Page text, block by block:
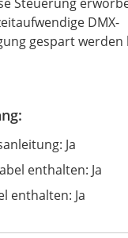
DMX-
gespart werden
Ja
enthalten: Ja
enthalten: Ja